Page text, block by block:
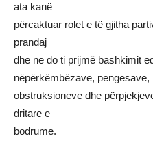
ata kanë
përcaktuar rolet e të gjitha
prandaj
dhe ne do ti prijmë bashkimit
nëpërkëmbëzave, pengesave,
obstruksioneve dhe
dritare e
bodrume.